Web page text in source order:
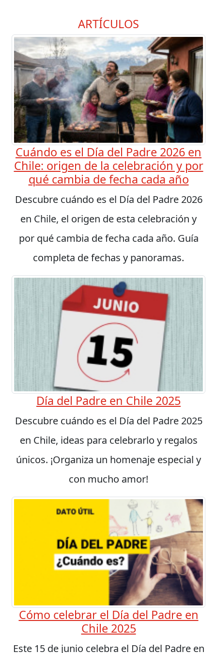
ARTÍCULOS
Cuándo es el Día del Padre 2026 en
Chile: origen de la celebración y por
qué cambia de fecha cada año
Descubre cuándo es el Día del Padre 2026
en Chile, el origen de esta celebración y
por qué cambia de fecha cada año. Guía
completa de fechas y panoramas.
Día del Padre en Chile 2025
Descubre cuándo es el Día del Padre 2025
en Chile, ideas para celebrarlo y regalos
únicos. ¡Organiza un homenaje especial y
con mucho amor!
Cómo celebrar el Día del Padre en
Chile 2025
Este 15 de junio celebra el Día del Padre en